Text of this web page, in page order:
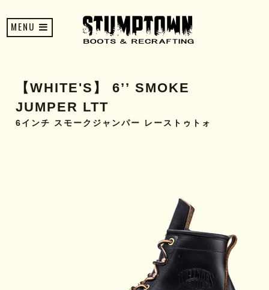
MENU
【WHITE'S】 6’’ SMOKE
JUMPER LTT
6インチ スモークジャンパー レーストゥトォ